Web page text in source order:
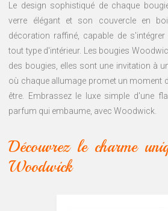
Le design sophistiqué de chaque
verre élégant et son couvercle en
décoration raffiné, capable de
tout type d'intérieur. Les bougies
des bougies, elles sont une invitation à
où chaque allumage promet un moment
être. Embrassez le luxe simple d'une
parfum qui embaume, avec Woodwick.
Découvrez le charme
Woodwick